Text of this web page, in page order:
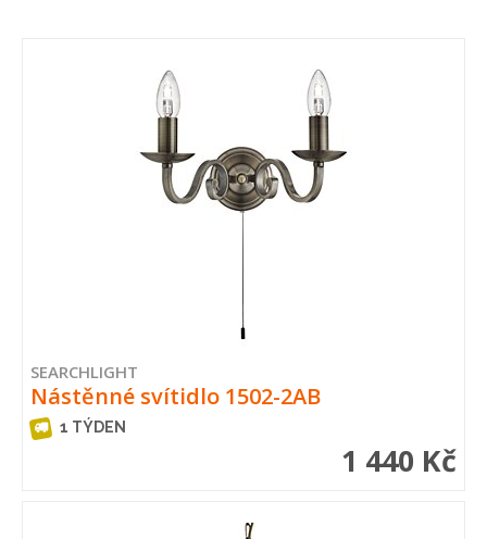
SEARCHLIGHT
Nástěnné svítidlo 1502-2AB
1 TÝDEN
1 440 Kč